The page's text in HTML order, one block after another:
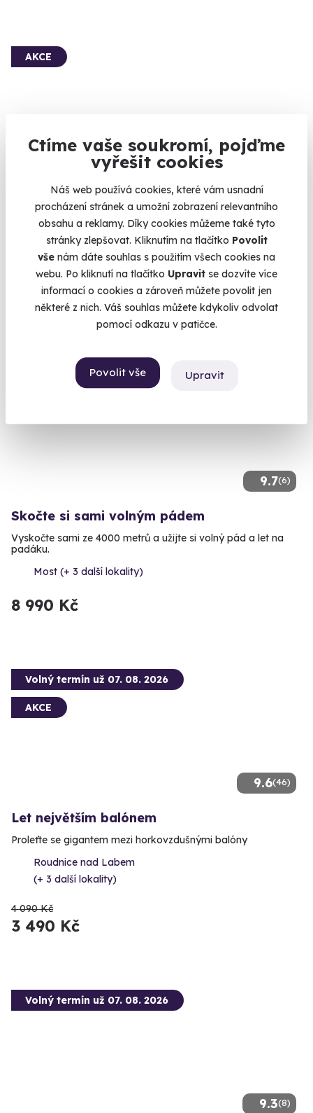
Ctíme vaše soukromí, pojďme
vyřešit cookies
Náš web používá cookies, které vám usnadní
procházení stránek a umožní zobrazení relevantního
obsahu a reklamy. Díky cookies můžeme také tyto
stránky zlepšovat. Kliknutím na tlačítko Povolit
vše nám dáte souhlas s použitím všech cookies na
webu. Po kliknutí na tlačítko Upravit se dozvíte více
informací o cookies a zároveň můžete povolit jen
některé z nich. Váš souhlas můžete kdykoliv odvolat
pomocí odkazu v patičce.
Povolit vše Upravit
AKCE
Romantický let letadlem pro dva
Sneste své milé modré z nebe.
Roudnice nad Labem
(+ 7 dalších lokalit)
7 930 Kč
7 900 Kč
9.7(6)
Doporučujeme
Skočte si sami volným pádem
Vyskočte sami ze 4000 metrů a užijte si volný pád a let na
padáku.
Most (+ 3 další lokality)
8 990 Kč
9.6(46)
Volný termín už 07. 08. 2026
AKCE
Let největším balónem
Proleťte se gigantem mezi horkovzdušnými balóny
Roudnice nad Labem
(+ 3 další lokality)
4 090 Kč
3 490 Kč
9.3(8)
Volný termín už 07. 08. 2026